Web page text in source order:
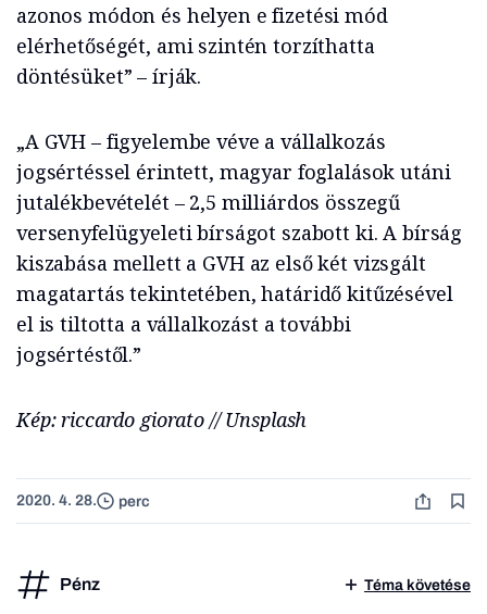
azonos módon és helyen e fizetési mód
elérhetőségét, ami szintén torzíthatta
döntésüket” – írják.
„A GVH – figyelembe véve a vállalkozás
jogsértéssel érintett, magyar foglalások utáni
jutalékbevételét – 2,5 milliárdos összegű
versenyfelügyeleti bírságot szabott ki. A bírság
kiszabása mellett a GVH az első két vizsgált
magatartás tekintetében, határidő kitűzésével
el is tiltotta a vállalkozást a további
jogsértéstől.”
Kép: riccardo giorato // Unsplash
2020. 4. 28. perc
Pénz Téma követése